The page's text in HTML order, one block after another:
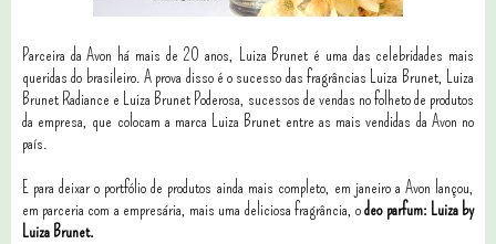
Parceira da Avon há mais de 20 anos, Luiza Brunet é uma das celebridades mais
queridas do brasileiro. A prova disso é o sucesso das fragrâncias Luiza Brunet, Luiza
Brunet Radiance e Luiza Brunet Poderosa, sucessos de vendas no folheto de produtos
da empresa, que colocam a marca Luiza Brunet entre as mais vendidas da Avon no
país.
E para deixar o portfólio de produtos ainda mais completo, em janeiro a Avon lançou,
em parceria com a empresária, mais uma deliciosa fragrância, odeo parfum: Luiza by
Luiza Brunet.